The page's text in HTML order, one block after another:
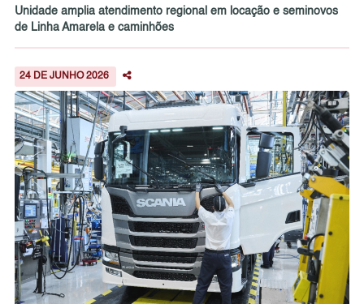
Unidade amplia atendimento regional em locação e seminovos
de Linha Amarela e caminhões
24 DE JUNHO 2026